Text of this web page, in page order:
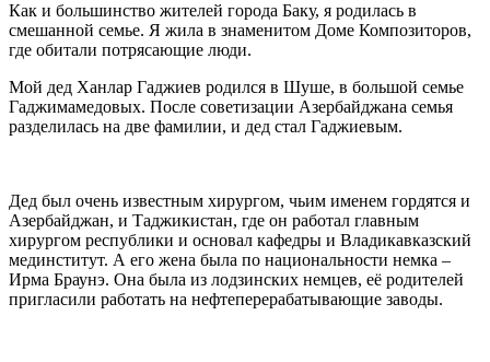
Как и большинство жителей города Баку, я родилась в
смешанной семье. Я жила в знаменитом Доме Композиторов,
где обитали потрясающие люди.
Мой дед Ханлар Гаджиев родился в Шуше, в большой семье
Гаджимамедовых. После советизации Азербайджана семья
разделилась на две фамилии, и дед стал Гаджиевым.
Дед был очень известным хирургом, чьим именем гордятся и
Азербайджан, и Таджикистан, где он работал главным
хирургом республики и основал кафедры и Владикавказский
мединститут. А его жена была по национальности немка –
Ирма Браунэ. Она была из лодзинских немцев, её родителей
пригласили работать на нефтеперерабатывающие заводы.